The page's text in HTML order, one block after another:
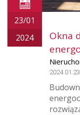
23/01
2024
Okna
2024.01.23